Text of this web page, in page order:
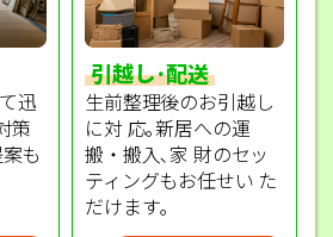
迅
策
も
引越し･配送
生前整理後のお引越し
に対 応｡新居への運
搬・搬入､家 財のセッ
ティングもお任せい た
だけます｡